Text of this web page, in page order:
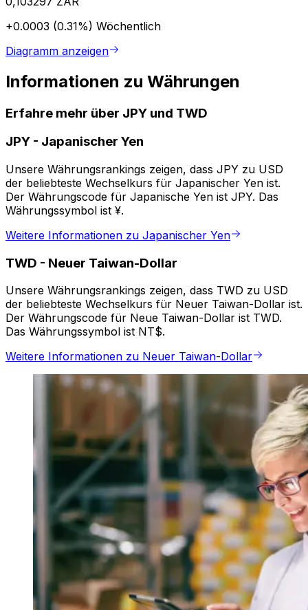
+0.0003 (0.31%) Wöchentlich
Diagramm anzeigen
Informationen zu Währungen
Erfahre mehr über JPY und TWD
JPY - Japanischer Yen
Unsere Währungsrankings zeigen, dass JPY zu USD
der beliebteste Wechselkurs für Japanischer Yen ist.
Der Währungscode für Japanische Yen ist JPY. Das
Währungssymbol ist ¥.
Weitere Informationen zu Japanischer Yen
TWD - Neuer Taiwan-Dollar
Unsere Währungsrankings zeigen, dass TWD zu USD
der beliebteste Wechselkurs für Neuer Taiwan-Dollar ist.
Der Währungscode für Neue Taiwan-Dollar ist TWD.
Das Währungssymbol ist NT$.
Weitere Informationen zu Neuer Taiwan-Dollar